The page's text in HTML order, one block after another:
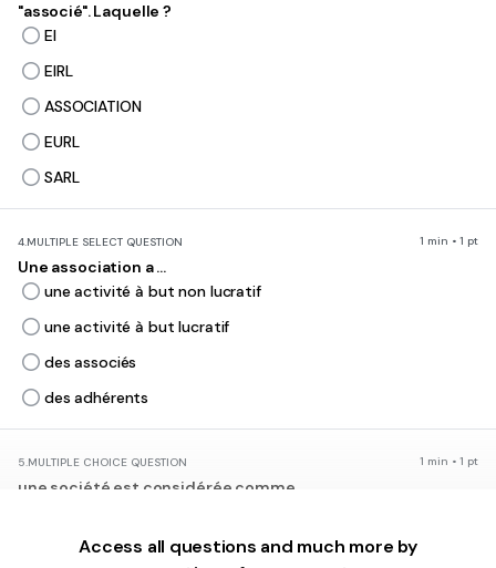
"associé". Laquelle ?
EI
EIRL
ASSOCIATION
EURL
SARL
4.MULTIPLE SELECT QUESTION 1 min • 1 pt
Une association a ...
une activité à but non lucratif
une activité à but lucratif
des associés
des adhérents
5.MULTIPLE CHOICE QUESTION 1 min • 1 pt
une société est considérée comme ...
une personne juridique
Access all questions and much more by